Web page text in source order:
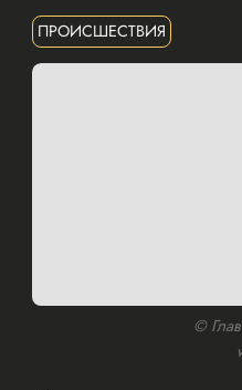
ПРОИСШЕСТВИЯ
©